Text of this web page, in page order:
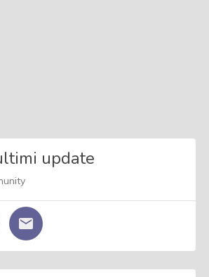
update